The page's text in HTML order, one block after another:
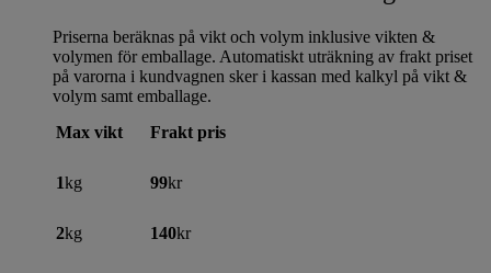
Priserna beräknas på vikt och volym inklusive vikten &
volymen för emballage. Automatiskt uträkning av frakt priset
på varorna i kundvagnen sker i kassan med kalkyl på vikt &
volym samt emballage.
Max vikt
Frakt pris
1kg 99kr
2kg 140kr